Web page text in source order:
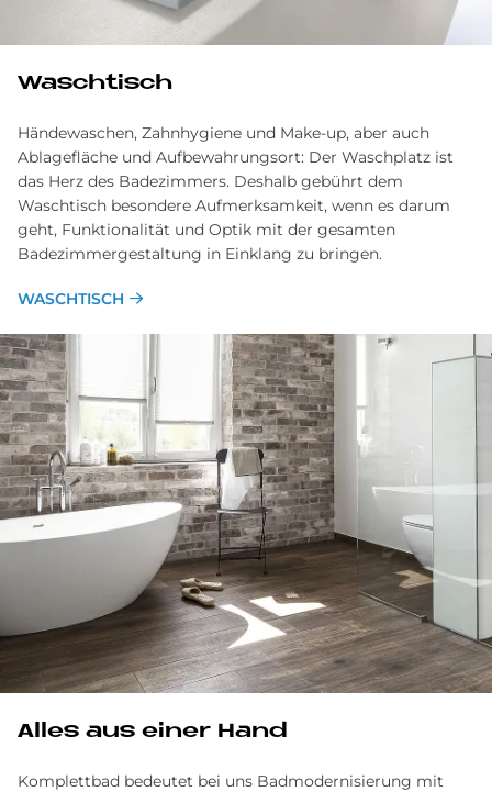
Waschtisch
Händewaschen, Zahnhygiene und Make-up, aber auch
Ablagefläche und Aufbewahrungsort: Der Waschplatz ist
das Herz des Badezimmers. Deshalb gebührt dem
Waschtisch besondere Aufmerksamkeit, wenn es darum
geht, Funktionalität und Optik mit der gesamten
Badezimmergestaltung in Einklang zu bringen.
WASCHTISCH
Alles aus einer Hand
Komplettbad bedeutet bei uns Badmodernisierung mit